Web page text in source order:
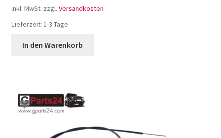
inkl. MwSt. zzgl. Versandkosten
Lieferzeit: 1-3 Tage
In den Warenkorb